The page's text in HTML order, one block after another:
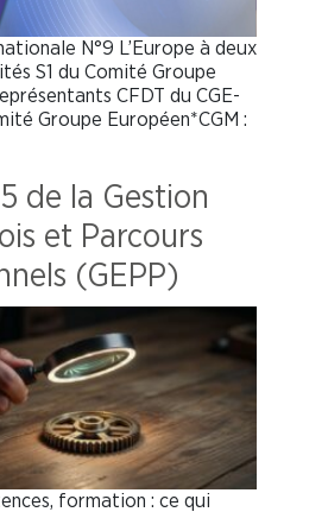
N°9 L’Europe à deux
S1 du Comité Groupe
CFDT du CGE-
Groupe Européen*CGM :
de la Gestion
et Parcours
(GEPP)
formation : ce qui